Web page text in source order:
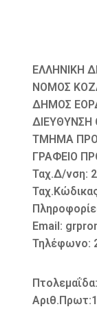
ΕΛΛΗΝΙΚΗ
ΝΟΜΟΣ
ΔΗΜΟΣ
ΔΙΕΥΘΥΝΣΗ
ΤΜΗΜΑ
ΓΡΑΦΕΙΟ
Ταχ.Δ/νση:
Email:
Τηλέφωνο: